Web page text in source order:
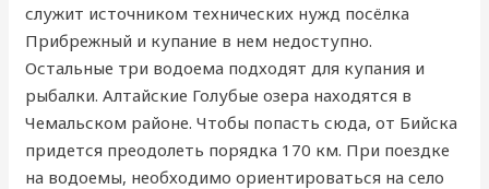
служит источником технических нужд посёлка
Прибрежный и купание в нем недоступно.
Остальные три водоема подходят для купания и
рыбалки. Алтайские Голубые озера находятся в
Чемальском районе. Чтобы попасть сюда, от Бийска
придется преодолеть порядка 170 км. При поездке
на водоемы, необходимо ориентироваться на село